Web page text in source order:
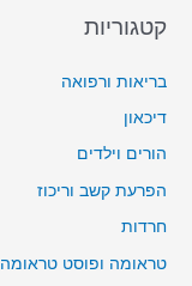
קטגוריות
בריאות ורפואה
דיכאון
הורים וילדים
הפרעת קשב וריכוז
חרדות
טראומה ופוסט טראומה